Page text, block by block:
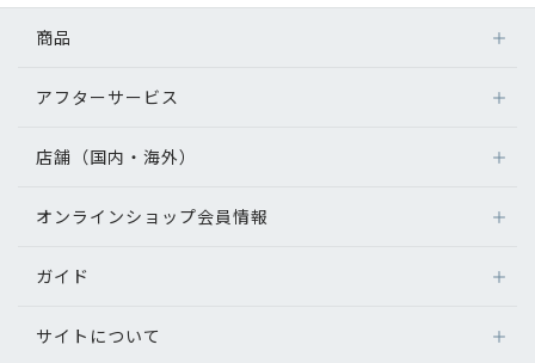
商品
アフターサービス
店舗（国内・海外）
オンラインショップ会員情報
ガイド
サイトについて